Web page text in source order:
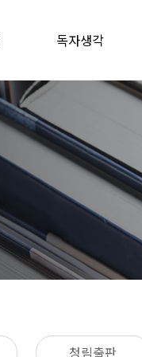
독자생각
청림출판